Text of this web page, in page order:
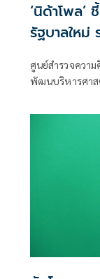
‘นิด้าโพล’
รัฐบาลใหม่
ศูนย์สำรวจควา
พัฒนบริหารศาส